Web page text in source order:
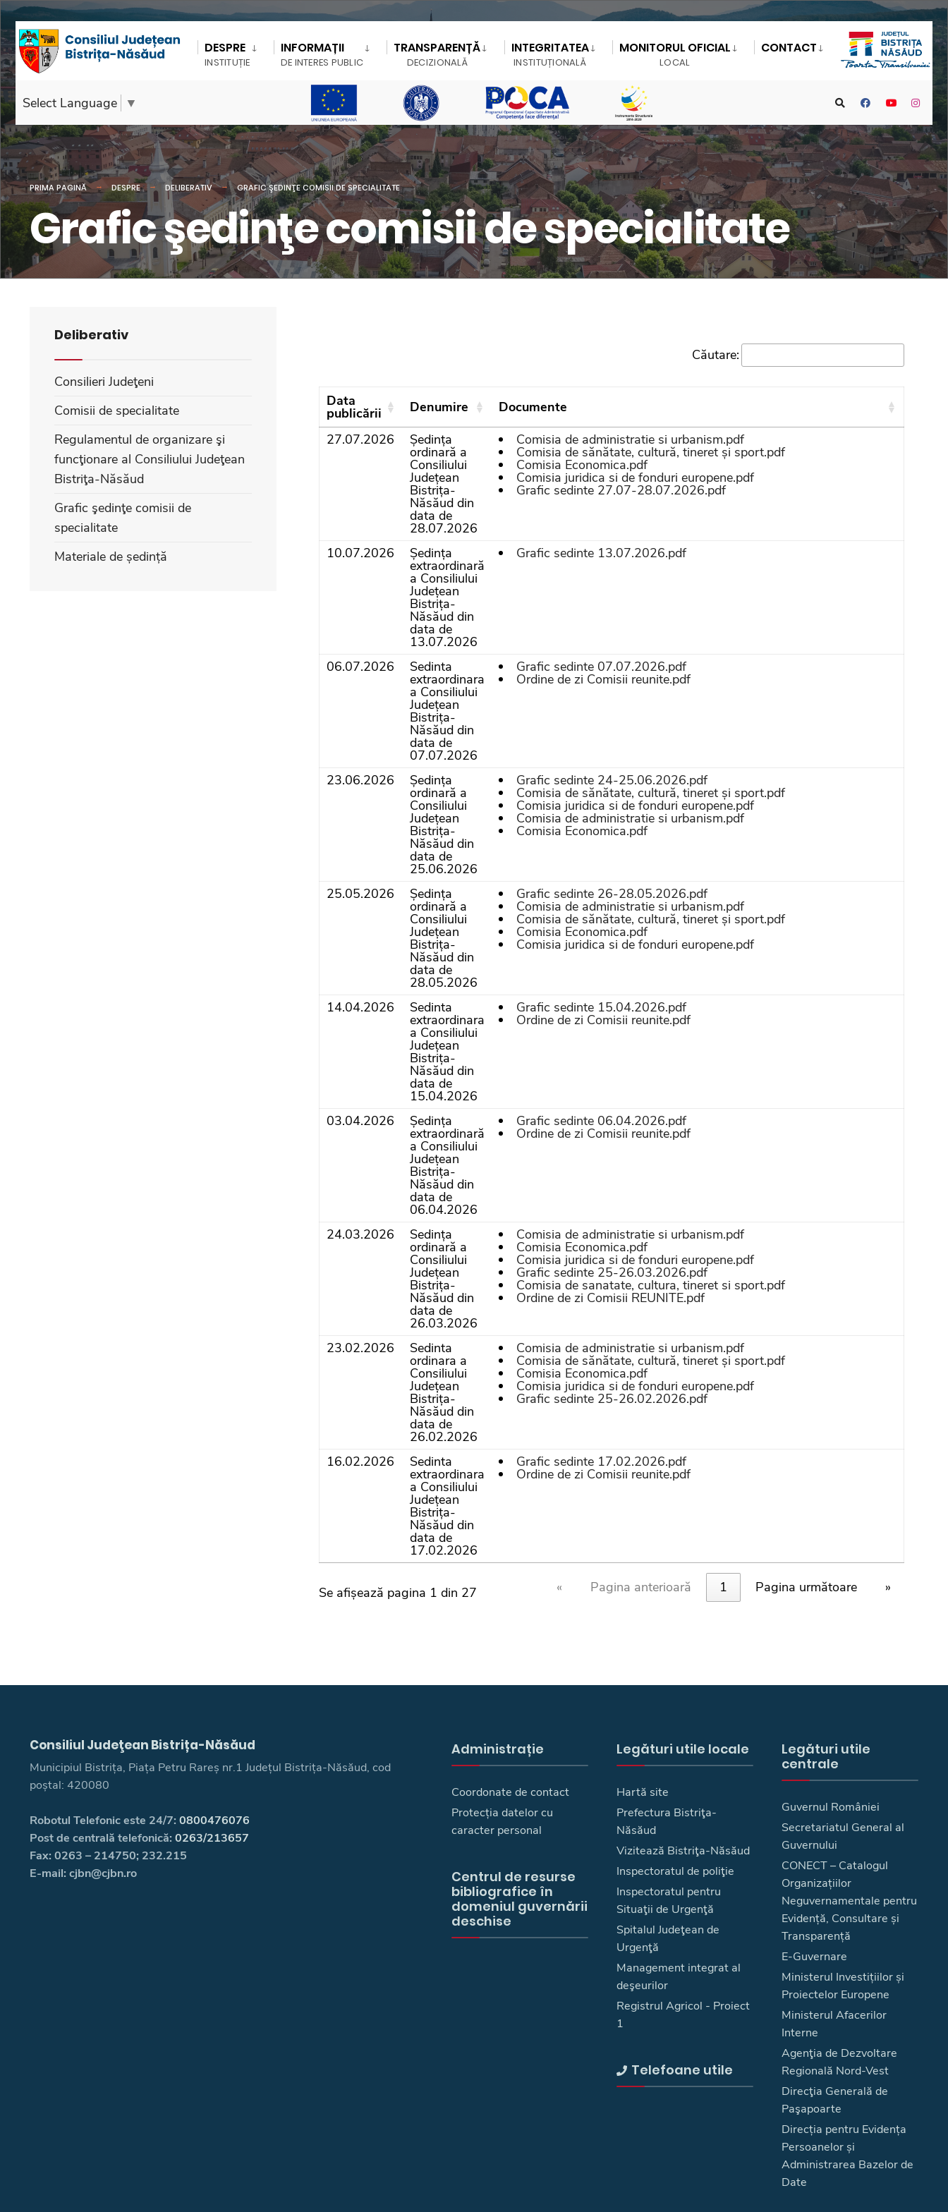
DESPRE
INSTITUȚIE
INFORMAȚII
DE INTERES PUBLIC
TRANSPARENȚĂ
DECIZIONALĂ
INTEGRITATEA
INSTITUȚIONALĂ
MONITORUL OFICIAL
LOCAL
CONTACT
Select Language ▼
PRIMA PAGINĂ DESPRE DELIBERATIV GRAFIC ŞEDINŢE COMISII DE SPECIALITATE
Grafic şedinţe comisii de specialitate
Căutare:
Data
publicării Denumire
Documente
27.07.2026
Ședința
ordinară a
Consiliului
Județean
Bistrița-
Năsăud din
data de
28.07.2026
Comisia de administratie si urbanism.pdf
Comisia de sănătate, cultură, tineret și sport.pdf
Comisia Economica.pdf
Comisia juridica si de fonduri europene.pdf
Grafic sedinte 27.07-28.07.2026.pdf
10.07.2026 Ședința
extraordinară
a Consiliului
Județean
Bistrița-
Năsăud din
data de
13.07.2026
Grafic sedinte 13.07.2026.pdf
06.07.2026 Sedinta
extraordinara
a Consiliului
Județean
Bistrița-
Năsăud din
data de
07.07.2026
Grafic sedinte 07.07.2026.pdf
Ordine de zi Comisii reunite.pdf
23.06.2026 Ședința
ordinară a
Consiliului
Județean
Bistrița-
Năsăud din
data de
25.06.2026
Grafic sedinte 24-25.06.2026.pdf
Comisia de sănătate, cultură, tineret și sport.pdf
Comisia juridica si de fonduri europene.pdf
Comisia de administratie si urbanism.pdf
Comisia Economica.pdf
25.05.2026 Ședința
ordinară a
Consiliului
Județean
Bistrița-
Năsăud din
data de
28.05.2026
Grafic sedinte 26-28.05.2026.pdf
Comisia de administratie si urbanism.pdf
Comisia de sănătate, cultură, tineret și sport.pdf
Comisia Economica.pdf
Comisia juridica si de fonduri europene.pdf
14.04.2026 Sedinta
extraordinara
a Consiliului
Județean
Bistrița-
Năsăud din
data de
15.04.2026
Grafic sedinte 15.04.2026.pdf
Ordine de zi Comisii reunite.pdf
03.04.2026 Ședința
extraordinară
a Consiliului
Județean
Bistrița-
Năsăud din
data de
06.04.2026
Grafic sedinte 06.04.2026.pdf
Ordine de zi Comisii reunite.pdf
24.03.2026 Sedința
ordinară a
Consiliului
Județean
Bistrița-
Năsăud din
data de
26.03.2026
Comisia de administratie si urbanism.pdf
Comisia Economica.pdf
Comisia juridica si de fonduri europene.pdf
Grafic sedinte 25-26.03.2026.pdf
Comisia de sanatate, cultura, tineret si sport.pdf
Ordine de zi Comisii REUNITE.pdf
23.02.2026 Sedinta
ordinara a
Consiliului
Județean
Bistrița-
Năsăud din
data de
26.02.2026
Comisia de administratie si urbanism.pdf
Comisia de sănătate, cultură, tineret și sport.pdf
Comisia Economica.pdf
Comisia juridica si de fonduri europene.pdf
Grafic sedinte 25-26.02.2026.pdf
16.02.2026 Sedinta
extraordinara
a Consiliului
Județean
Bistrița-
Năsăud din
data de
17.02.2026
Grafic sedinte 17.02.2026.pdf
Ordine de zi Comisii reunite.pdf
Se afișează pagina 1 din 27 « Pagina anterioară 1 Pagina următoare »
Deliberativ
Consilieri Judeţeni
Comisii de specialitate
Regulamentul de organizare şi
funcţionare al Consiliului Judeţean
Bistriţa-Năsăud
Grafic şedinţe comisii de
specialitate
Materiale de ședință
Consiliul Judeţean Bistrița-Năsăud
Municipiul Bistrița, Piața Petru Rareș nr.1 Județul Bistrița-Năsăud, cod
poștal: 420080
Robotul Telefonic este 24/7: 0800476076
Post de centrală telefonică: 0263/213657
Fax: 0263 – 214750; 232.215
E-mail: cjbn@cjbn.ro
Administrație
Coordonate de contact
Protecția datelor cu
caracter personal
Centrul de resurse
bibliografice în
domeniul guvernării
deschise
Legături utile locale
Hartă site
Prefectura Bistriţa-
Năsăud
Vizitează Bistriţa-Năsăud
Inspectoratul de poliţie
Inspectoratul pentru
Situaţii de Urgenţă
Spitalul Judeţean de
Urgenţă
Management integrat al
deşeurilor
Registrul Agricol - Proiect
1
Telefoane utile
Legături utile
centrale
Guvernul României
Secretariatul General al
Guvernului
CONECT – Catalogul
Organizațiilor
Neguvernamentale pentru
Evidență, Consultare și
Transparență
E-Guvernare
Ministerul Investițiilor și
Proiectelor Europene
Ministerul Afacerilor
Interne
Agenţia de Dezvoltare
Regională Nord-Vest
Direcţia Generală de
Paşapoarte
Direcția pentru Evidența
Persoanelor și
Administrarea Bazelor de
Date